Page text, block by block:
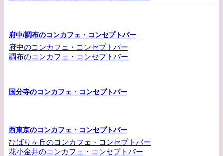
府中/調布のコンカフェ・コンセプトバー
府中のコンカフェ・コンセプトバー
調布のコンカフェ・コンセプトバー
国分寺のコンカフェ・コンセプトバー
西東京のコンカフェ・コンセプトバー
ひばりヶ丘のコンカフェ・コンセプトバー
花小金井のコンカフェ・コンセプトバー